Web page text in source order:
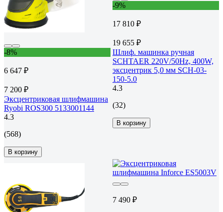
-8%
6 647 ₽
7 200 ₽
Эксцентриковая шлифмашина
Ryobi ROS300 5133001144
4.3
(568)
В корзину
-9%
17 810 ₽
19 655 ₽
Шлиф. машинка ручная
SCHTAER 220V/50Hz, 400W,
эксцентрик 5,0 мм SCH-03-
150-5.0
4.3
(32)
В корзину
7 490 ₽